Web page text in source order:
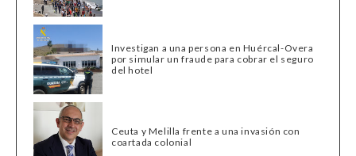
Investigan a una persona en Huércal-Overa
por simular un fraude para cobrar el seguro
del hotel
Ceuta y Melilla frente a una invasión con
coartada colonial